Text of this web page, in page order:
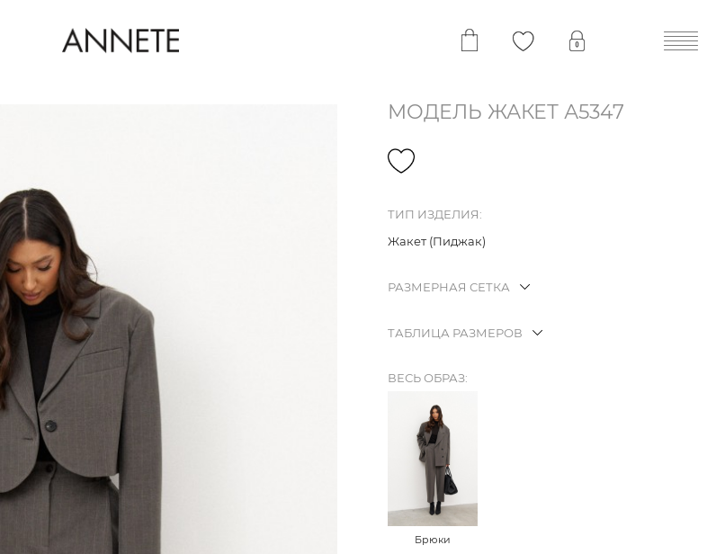
МОДЕЛЬ ЖАКЕТ А5347
ТИП ИЗДЕЛИЯ:
Жакет (Пиджак)
РАЗМЕРНАЯ СЕТКА
ТАБЛИЦА РАЗМЕРОВ
ВЕСЬ ОБРАЗ:
Брюки